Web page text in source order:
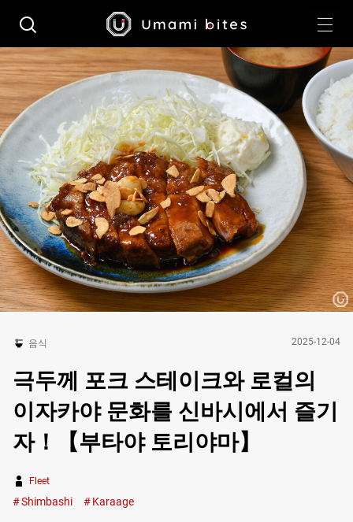
음식 2025-12-04
극두께 포크 스테이크와 로컬의
이자카야 문화를 신바시에서 즐기
자！【부타야 토리야마】
Fleet
Shimbashi Karaage